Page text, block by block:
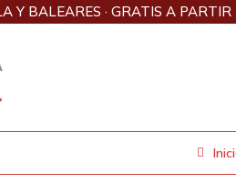
Y BALEARES · GRATIS A